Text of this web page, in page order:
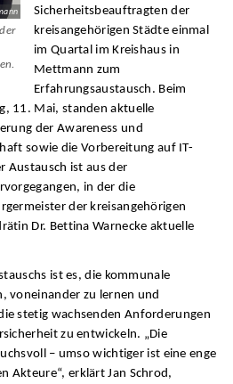
Sicherheitsbeauftragten der
kreisangehörigen Städte einmal
im Quartal im Kreishaus in
Mettmann zum
Erfahrungsaustausch. Beim
11. Mai, standen aktuelle
der Awareness und
sowie die Vorbereitung auf IT-
Austausch ist aus der
in der die
der kreisangehörigen
Dr. Bettina Warnecke aktuelle
ist es, die kommunale
voneinander zu lernen und
stetig wachsenden Anforderungen
zu entwickeln. „Die
– umso wichtiger ist eine enge
Akteure“, erklärt Jan Schrod,